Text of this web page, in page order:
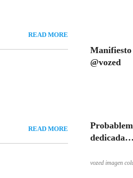
READ MORE
READ MORE
Manifiesto
@vozed
dedicada…
vozed imagen